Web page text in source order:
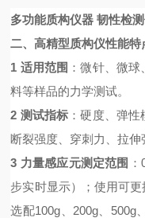
多功能质构仪器 韧性检
二、高精型质构仪性能特
1 适用范围 ：微针、微
料等样品的力学测试。
2 测试指标 ：硬度、弹
断裂强度、穿刺力、拉
3 力量感应元测定范围
步实时显示）；使用可
选配100g、200g、500g